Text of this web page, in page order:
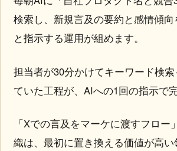
検索し、新規言及の要約と感情傾向
と指示する運用が組めます。
担当者が30分かけてキーワード検
ていた工程が、AIへの1回の指示で完
「Xでの言及をマーケに渡すフロー
織は、最初に置き換える価値が高い